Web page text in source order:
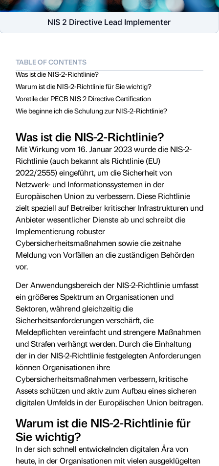
NIS 2 Directive Lead Implementer
TABLE OF CONTENTS
Was ist die NIS-2-Richtlinie?
Warum ist die NIS-2-Richtlinie für Sie wichtig?
Voretile der PECB NIS 2 Directive Certification
Wie beginne ich die Schulung zur NIS-2-Richtlinie?
Was ist die NIS-2-Richtlinie?
Mit Wirkung vom 16. Januar 2023 wurde die NIS-2-
Richtlinie (auch bekannt als Richtlinie (EU)
2022/2555) eingeführt, um die Sicherheit von
Netzwerk- und Informationssystemen in der
Europäischen Union zu verbessern. Diese Richtlinie
zielt speziell auf Betreiber kritischer Infrastrukturen und
Anbieter wesentlicher Dienste ab und schreibt die
Implementierung robuster
Cybersicherheitsmaßnahmen sowie die zeitnahe
Meldung von Vorfällen an die zuständigen Behörden
vor.
Der Anwendungsbereich der NIS-2-Richtlinie umfasst
ein größeres Spektrum an Organisationen und
Sektoren, während gleichzeitig die
Sicherheitsanforderungen verschärft, die
Meldepflichten vereinfacht und strengere Maßnahmen
und Strafen verhängt werden. Durch die Einhaltung
der in der NIS-2-Richtlinie festgelegten Anforderungen
können Organisationen ihre
Cybersicherheitsmaßnahmen verbessern, kritische
Assets schützen und aktiv zum Aufbau eines sicheren
digitalen Umfelds in der Europäischen Union beitragen.
Warum ist die NIS-2-Richtlinie für
Sie wichtig?
In der sich schnell entwickelnden digitalen Ära von
heute, in der Organisationen mit vielen ausgeklügelten